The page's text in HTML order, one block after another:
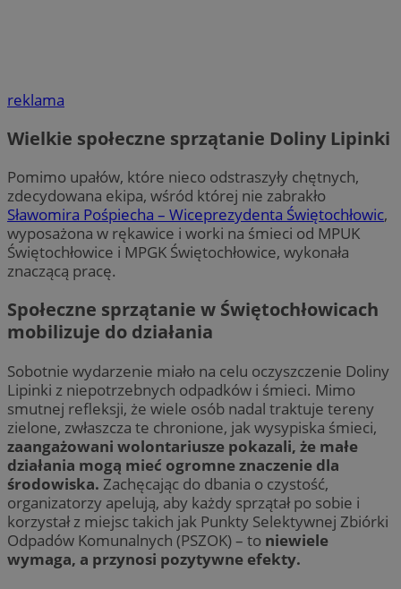
reklama
Wielkie społeczne sprzątanie Doliny Lipinki
Pomimo upałów, które nieco odstraszyły chętnych,
zdecydowana ekipa, wśród której nie zabrakło
Sławomira Pośpiecha – Wiceprezydenta Świętochłowic,
wyposażona w rękawice i worki na śmieci od MPUK
Świętochłowice i MPGK Świętochłowice, wykonała
znaczącą pracę.
Społeczne sprzątanie w Świętochłowicach
mobilizuje do działania
Sobotnie wydarzenie miało na celu oczyszczenie Doliny
Lipinki z niepotrzebnych odpadków i śmieci. Mimo
smutnej refleksji, że wiele osób nadal traktuje tereny
zielone, zwłaszcza te chronione, jak wysypiska śmieci,
zaangażowani wolontariusze pokazali, że małe
działania mogą mieć ogromne znaczenie dla
środowiska. Zachęcając do dbania o czystość,
organizatorzy apelują, aby każdy sprzątał po sobie i
korzystał z miejsc takich jak Punkty Selektywnej Zbiórki
Odpadów Komunalnych (PSZOK) – to niewiele
wymaga, a przynosi pozytywne efekty.